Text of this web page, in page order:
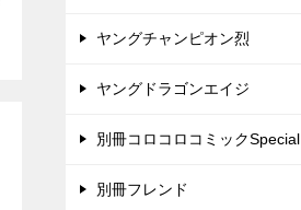
ヤングチャンピオン烈
ヤングドラゴンエイジ
別冊コロコロコミックSpecial
別冊フレンド